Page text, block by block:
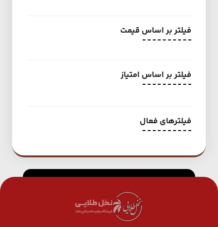
فیلتر بر اساس قیمت
فیلتر بر اساس امتیاز
فیلترهای فعال